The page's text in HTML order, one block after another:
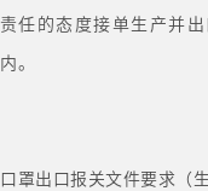
责任的态度接单生产并
内。
口罩出口报关文件要求（